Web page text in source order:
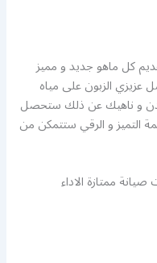
كل ماهو جديد و مميز
عزيزي الزبون على مياه
و ناهيك عن ذلك ستحصل
التميز و الرقي ستتمكن من
ممتازة الاداء